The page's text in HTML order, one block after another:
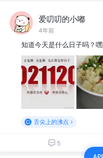
爱叨叨的小嘟
4年前
知道今天是什么日子吗？
舌尖上的沸点
5